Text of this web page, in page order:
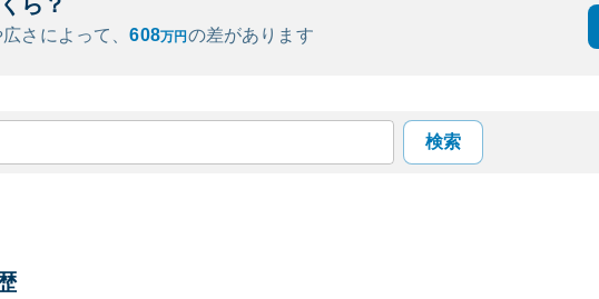
さによって、608万円 の差があります
検索